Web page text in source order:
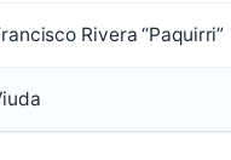
Rivera “Paquirri”